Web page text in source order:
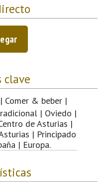
clave
Comer & beber |
| Oviedo |
de Asturias |
| Principado
| Europa.